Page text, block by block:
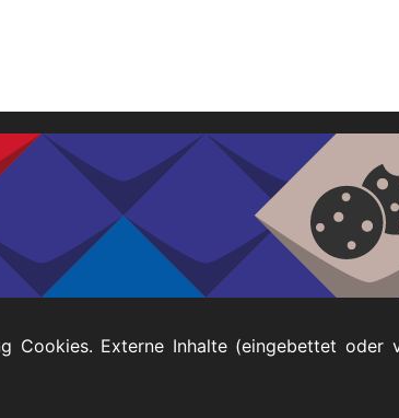
Impressum
Cookies. Externe Inhalte (eingebettet